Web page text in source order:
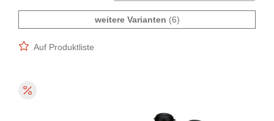
weitere Varianten (6)
Auf Produktliste